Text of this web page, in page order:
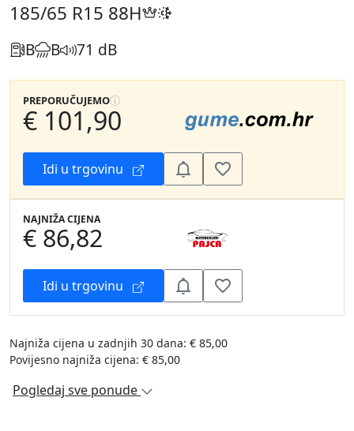
185/65 R15 88H
B B 71 dB
PREPORUČUJEMO
€ 101,90
Idi u trgovinu
NAJNIŽA CIJENA
€ 86,82
Idi u trgovinu
Najniža cijena u zadnjih 30 dana: € 85,00
Povijesno najniža cijena: € 85,00
Pogledaj sve ponude